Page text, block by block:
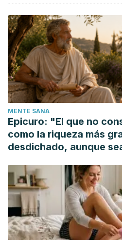
MENTE SANA
Epicuro: "El que no
como la riqueza más
desdichado, aunque